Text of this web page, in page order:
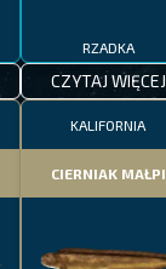
RZADKA
CZYTAJ WIĘCEJ
KALIFORNIA
CIERNIAK MAŁPI